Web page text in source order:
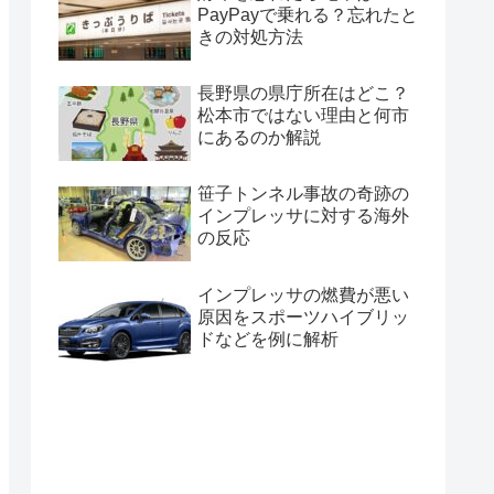
PayPayで乗れる？忘れたと
きの対処方法
長野県の県庁所在はどこ？
松本市ではない理由と何市
にあるのか解説
笹子トンネル事故の奇跡の
インプレッサに対する海外
の反応
インプレッサの燃費が悪い
原因をスポーツハイブリッ
ドなどを例に解析